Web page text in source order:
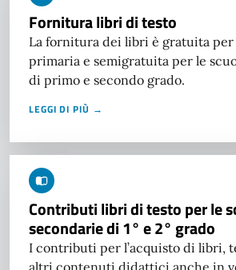
Fornitura libri di testo
La fornitura dei libri è gratuita per
primaria e semigratuita per le
di primo e secondo grado.
LEGGI DI PIÙ →
Contributi libri di testo per le
secondarie di 1° e 2° grado
I contributi per l’acquisto di libri,
altri contenuti didattici anche in